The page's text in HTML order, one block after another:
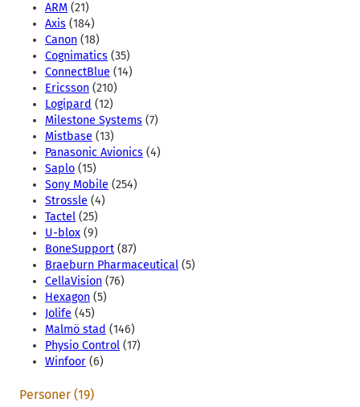
ARM (21)
Axis (184)
Canon (18)
Cognimatics (35)
ConnectBlue (14)
Ericsson (210)
Logipard (12)
Milestone Systems (7)
Mistbase (13)
Panasonic Avionics (4)
Saplo (15)
Sony Mobile (254)
Strossle (4)
Tactel (25)
U-blox (9)
BoneSupport (87)
Braeburn Pharmaceutical (5)
CellaVision (76)
Hexagon (5)
Jolife (45)
Malmö stad (146)
Physio Control (17)
Winfoor (6)
Personer (19)